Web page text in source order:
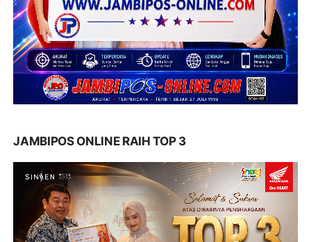
JAMBIPOS ONLINE RAIH TOP 3